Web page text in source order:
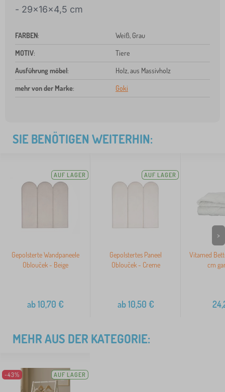
- 29x16x4,5 cm
FARBEN: Weiß, Grau
MOTIV: Tiere
Ausführung möbel: Holz, aus Massivholz
mehr von der Marke: Goki
SIE BENÖTIGEN WEITERHIN:
AUF LAGER
Gepolsterte Wandpaneele
Oblouček - Beige
ab10,70 €
AUF LAGER
Gepolstertes Paneel
Oblouček - Creme
ab10,50 €
Vitamed
cm
>
MEHR AUS DER KATEGORIE:
-43% AUF LAGER